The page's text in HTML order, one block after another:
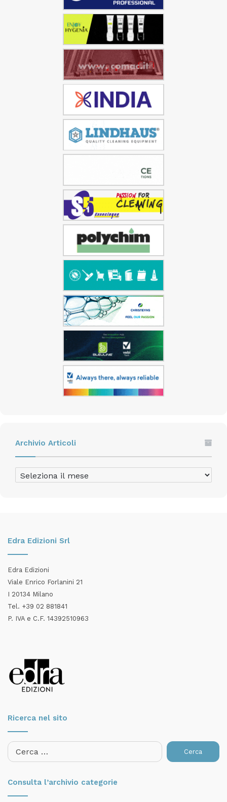
Archivio Articoli
Archivio
Articoli
Edra Edizioni Srl
Edra Edizioni
Viale Enrico Forlanini 21
I 20134 Milano
Tel. +39 02 881841
P. IVA e C.F. 14392510963
Ricerca nel sito
Ricerca
per:
Consulta l’archivio categorie